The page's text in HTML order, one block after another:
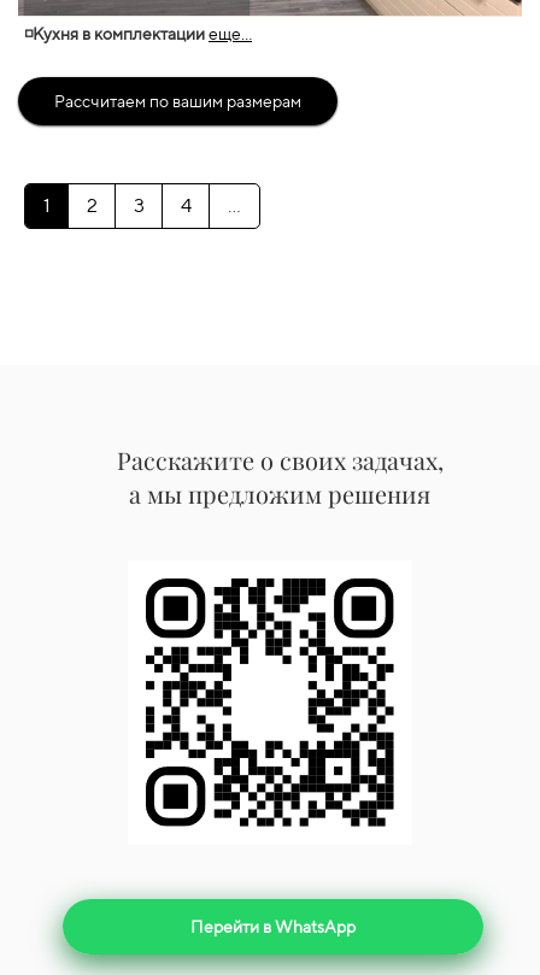
◽Кухня в комплектацииеще...
Рассчитаем по вашим размерам
1 2 3 4 ...
Расскажите о своих задачах,
а мы предложим решения
Перейти в WhatsApp